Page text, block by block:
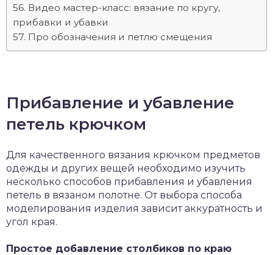
Видео мастер-класс: вязание по кругу,
прибавки и убавки
Про обозначения и петлю смещения
Прибавление и убавление
петель крючком
Для качественного вязания крючком предметов
одежды и других вещей необходимо изучить
несколько способов прибавления и убавления
петель в вязаном полотне. От выбора способа
моделирования изделия зависит аккуратность и
угол края.
Простое добавление столбиков по краю